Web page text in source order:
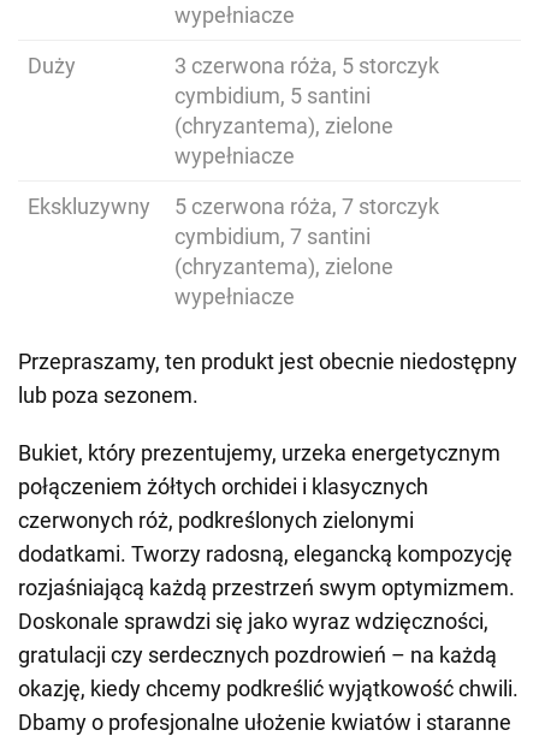
wypełniacze
Duży
3 czerwona róża, 5 storczyk
cymbidium, 5 santini
(chryzantema), zielone
wypełniacze
Ekskluzywny
5 czerwona róża, 7 storczyk
cymbidium, 7 santini
(chryzantema), zielone
wypełniacze
Przepraszamy, ten produkt jest obecnie niedostępny
lub poza sezonem.
Bukiet, który prezentujemy, urzeka energetycznym
połączeniem żółtych orchidei i klasycznych
czerwonych róż, podkreślonych zielonymi
dodatkami. Tworzy radosną, elegancką kompozycję
rozjaśniającą każdą przestrzeń swym optymizmem.
Doskonale sprawdzi się jako wyraz wdzięczności,
gratulacji czy serdecznych pozdrowień – na każdą
okazję, kiedy chcemy podkreślić wyjątkowość chwili.
Dbamy o profesjonalne ułożenie kwiatów i staranne